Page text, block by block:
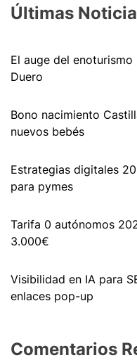
Últimas
El auge del
Duero
Bono nacimiento
nuevos bebés
Estrategias digitales
para pymes
Tarifa 0 autónomos
3.000€
Visibilidad en IA para
enlaces pop-up
Comentarios